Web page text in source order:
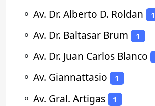
⚬ Av. Dr. Alberto D. Roldan 1
⚬ Av. Dr. Baltasar Brum 1
⚬ Av. Dr. Juan Carlos Blanco
⚬ Av. Giannattasio 1
⚬ Av. Gral. Artigas 1